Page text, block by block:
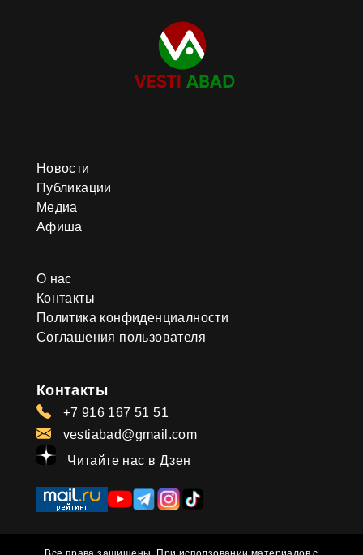
Новости
Публикации
Медиа
Афиша
О нас
Контакты
Политика конфиденциалности
Соглашения пользователя
Контакты
+7 916 167 51 51
vestiabad@gmail.com
Читайте нас в Дзен